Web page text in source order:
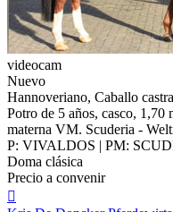
videocam
Nuevo
Hannoveriano, Caballo
Potro de 5 años, casco, 1,70
materna VM. Scuderia -
P: VIVALDOS | PM:
Doma clásica
Precio a convenir
